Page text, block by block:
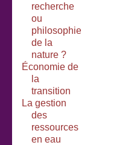
recherche
ou
philosophie
de la
nature ?
Économie de
la
transition
La gestion
des
ressources
en eau